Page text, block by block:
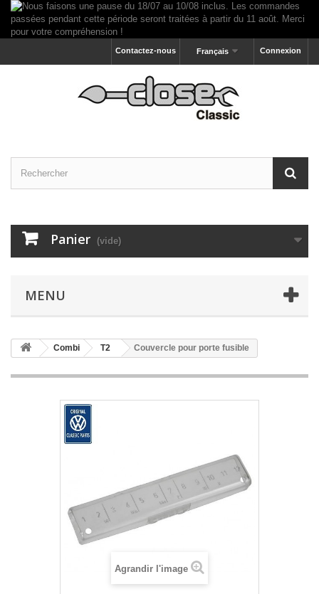
Connexion
Français
Contactez-nous
Panier (vide)
MENU
Combi T2 Couvercle pour porte fusible
Agrandir l'image